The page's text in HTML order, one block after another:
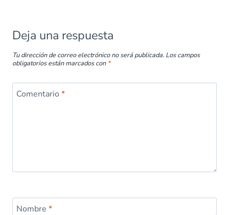
Deja una respuesta
Tu dirección de correo electrónico no será publicada. Los campos
obligatorios están marcados con *
Comentario *
Nombre *